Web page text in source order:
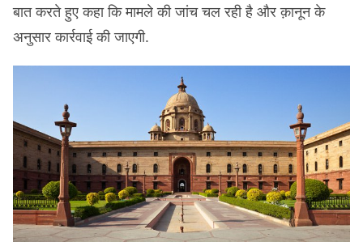
बात करते हुए कहा कि मामले की जांच चल रही है और क़ानून के
अनुसार कार्रवाई की जाएगी.